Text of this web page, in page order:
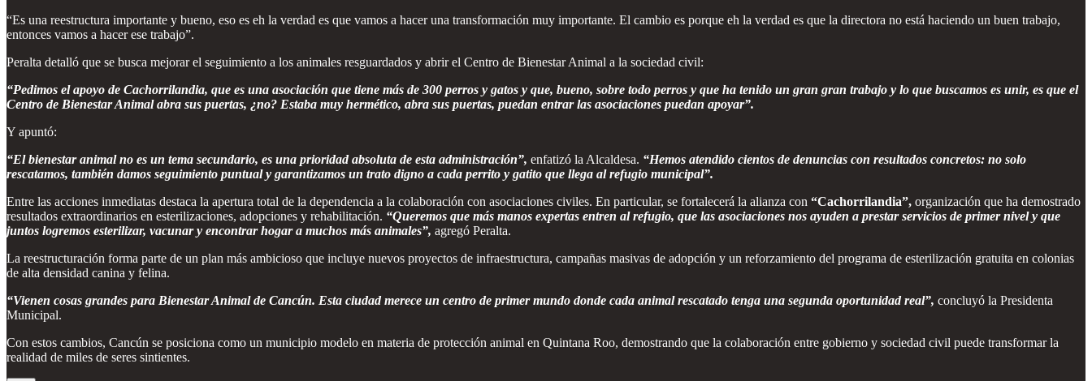
“Es una reestructura importante y bueno, eso es eh la verdad es que vamos a hacer una transformación muy importante. El cambio es porque eh la verdad es que la directora no está haciendo un buen trabajo,
entonces vamos a hacer ese trabajo”.
Peralta detalló que se busca mejorar el seguimiento a los animales resguardados y abrir el Centro de Bienestar Animal a la sociedad civil:
“Pedimos el apoyo de Cachorrilandia, que es una asociación que tiene más de 300 perros y gatos y que, bueno, sobre todo perros y que ha tenido un gran gran trabajo y lo que buscamos es unir, es que el
Centro de Bienestar Animal abra sus puertas, ¿no? Estaba muy hermético, abra sus puertas, puedan entrar las asociaciones puedan apoyar”.
Y apuntó:
“El bienestar animal no es un tema secundario, es una prioridad absoluta de esta administración”, enfatizó la Alcaldesa. “Hemos atendido cientos de denuncias con resultados concretos: no solo
rescatamos, también damos seguimiento puntual y garantizamos un trato digno a cada perrito y gatito que llega al refugio municipal”.
Entre las acciones inmediatas destaca la apertura total de la dependencia a la colaboración con asociaciones civiles. En particular, se fortalecerá la alianza con “Cachorrilandia”, organización que ha demostrado
resultados extraordinarios en esterilizaciones, adopciones y rehabilitación. “Queremos que más manos expertas entren al refugio, que las asociaciones nos ayuden a prestar servicios de primer nivel y que
juntos logremos esterilizar, vacunar y encontrar hogar a muchos más animales”, agregó Peralta.
La reestructuración forma parte de un plan más ambicioso que incluye nuevos proyectos de infraestructura, campañas masivas de adopción y un reforzamiento del programa de esterilización gratuita en colonias
de alta densidad canina y felina.
“Vienen cosas grandes para Bienestar Animal de Cancún. Esta ciudad merece un centro de primer mundo donde cada animal rescatado tenga una segunda oportunidad real”, concluyó la Presidenta
Municipal.
Con estos cambios, Cancún se posiciona como un municipio modelo en materia de protección animal en Quintana Roo, demostrando que la colaboración entre gobierno y sociedad civil puede transformar la
realidad de miles de seres sintientes.